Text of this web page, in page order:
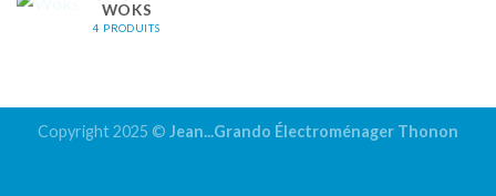
WOKS
4 PRODUITS
Copyright 2025 © Jean...Grando Électroménager Thonon